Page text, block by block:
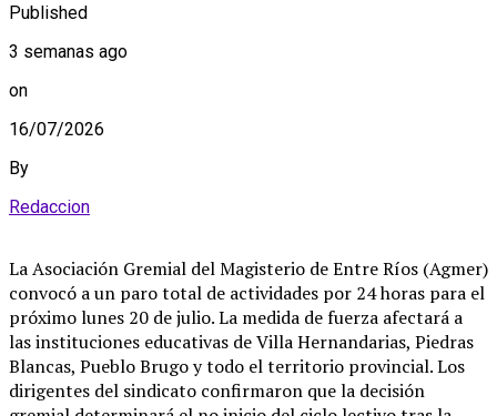
Published
3 semanas ago
on
16/07/2026
By
Redaccion
La Asociación Gremial del Magisterio de Entre Ríos (Agmer)
convocó a un paro total de actividades por 24 horas para el
próximo lunes 20 de julio. La medida de fuerza afectará a
las instituciones educativas de Villa Hernandarias, Piedras
Blancas, Pueblo Brugo y todo el territorio provincial. Los
dirigentes del sindicato confirmaron que la decisión